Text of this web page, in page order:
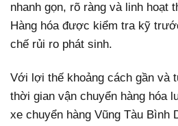
nhanh gọn, rõ ràng và linh hoạt
Hàng hóa được kiểm tra kỹ
chế rủi ro phát sinh.
Với lợi thế khoảng cách gần và
thời gian vận chuyển hàng hóa
xe chuyển hàng Vũng Tàu Bình